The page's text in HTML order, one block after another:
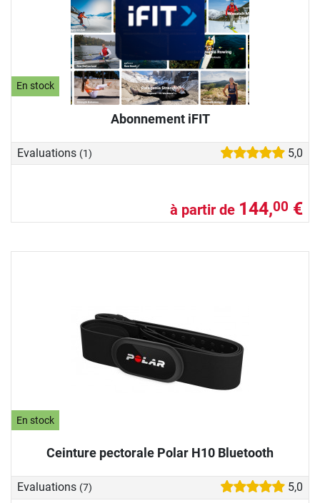
En stock
Abonnement iFIT
Evaluations (1) 5,0
à partir de 144,00 €
En stock
Ceinture pectorale Polar H10 Bluetooth
Evaluations (7) 5,0